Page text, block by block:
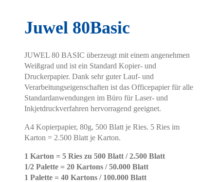
Juwel 80Basic
JUWEL 80 BASIC überzeugt mit einem angenehmen
Weißgrad und ist ein Standard Kopier- und
Druckerpapier. Dank sehr guter Lauf- und
Verarbeitungseigenschaften ist das Officepapier für alle
Standardanwendungen im Büro für Laser- und
Inkjetdruckverfahren hervorragend geeignet.
A4 Kopierpapier, 80g, 500 Blatt je Ries. 5 Ries im
Karton = 2.500 Blatt je Karton.
1 Karton = 5 Ries zu 500 Blatt / 2.500 Blatt
1/2 Palette = 20 Kartons / 50.000 Blatt
1 Palette = 40 Kartons / 100.000 Blatt